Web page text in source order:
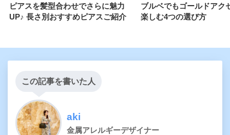
ピアスを髪型合わせでさらに魅力
UP♪ 長さ別おすすめピアスご紹介
ブルベでもゴールドアク
楽しむ4つの選び方
この記事を書いた人
aki
金属アレルギーデザイナー